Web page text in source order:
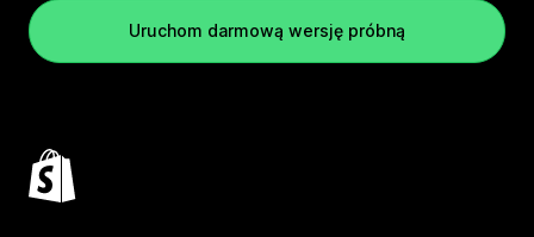
Uruchom darmową wersję próbną